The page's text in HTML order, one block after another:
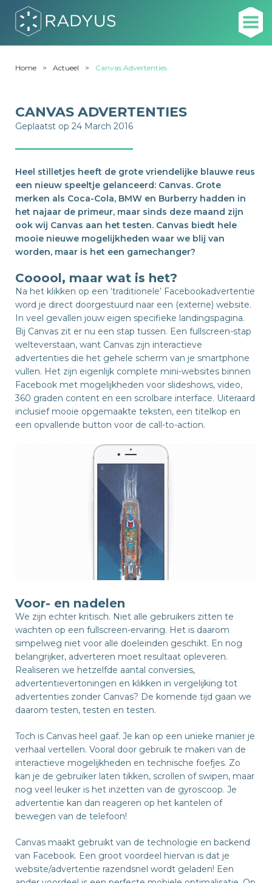
Home Actueel Canvas Advertenties
CANVAS ADVERTENTIES
Geplaatst op 24 March 2016
Heel stilletjes heeft de grote vriendelijke blauwe reus
een nieuw speeltje gelanceerd: Canvas. Grote
merken als Coca-Cola, BMW en Burberry hadden in
het najaar de primeur, maar sinds deze maand zijn
ook wij Canvas aan het testen. Canvas biedt hele
mooie nieuwe mogelijkheden waar we blij van
worden, maar is het een gamechanger?
Cooool, maar wat is het?
Na het klikken op een ‘traditionele’ Facebookadvertentie
word je direct doorgestuurd naar een (externe) website.
In veel gevallen jouw eigen specifieke landingspagina.
Bij Canvas zit er nu een stap tussen. Een fullscreen-stap
welteverstaan, want Canvas zijn interactieve
advertenties die het gehele scherm van je smartphone
vullen. Het zijn eigenlijk complete mini-websites binnen
Facebook met mogelijkheden voor slideshows, video,
360 graden content en een scrolbare interface. Uiteraard
inclusief mooie opgemaakte teksten, een titelkop en
een opvallende button voor de call-to-action.
Voor- en nadelen
We zijn echter kritisch. Niet alle gebruikers zitten te
wachten op een fullscreen-ervaring. Het is daarom
simpelweg niet voor alle doeleinden geschikt. En nog
belangrijker, adverteren moet resultaat opleveren.
Realiseren we hetzelfde aantal conversies,
advertentievertoningen en klikken in vergelijking tot
advertenties zonder Canvas? De komende tijd gaan we
daarom testen, testen en testen.
Toch is Canvas heel gaaf. Je kan op een unieke manier je
verhaal vertellen. Vooral door gebruik te maken van de
interactieve mogelijkheden en technische foefjes. Zo
kan je de gebruiker laten tikken, scrollen of swipen, maar
nog veel leuker is het inzetten van de gyroscoop. Je
advertentie kan dan reageren op het kantelen of
bewegen van de telefoon!
Canvas maakt gebruikt van de technologie en backend
van Facebook. Een groot voordeel hiervan is dat je
website/advertentie razendsnel wordt geladen! Een